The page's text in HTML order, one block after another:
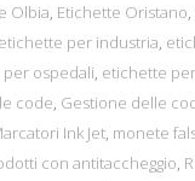
Olbia, Etichette Oristano,
etichette per industria,
ospedali, etichette
code, Gestione delle
Ink Jet, monete
con antitaccheggio,